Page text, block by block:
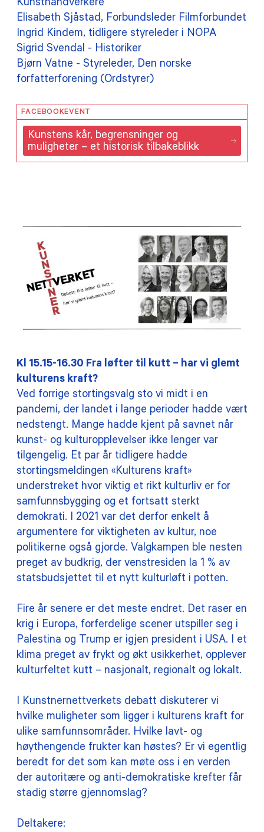
Kunsthåndverkere
Elisabeth Sjåstad, Forbundsleder Filmforbundet
Ingrid Kindem, tidligere styreleder i NOPA
Sigrid Svendal - Historiker
Bjørn Vatne - Styreleder, Den norske
forfatterforening (Ordstyrer)
FACEBOOKEVENT
Kunstens kår, begrensninger og
muligheter – et historisk tilbakeblikk
Kl 15.15-16.30 Fra løfter til kutt – har vi glemt
kulturens kraft?
Ved forrige stortingsvalg sto vi midt i en
pandemi, der landet i lange perioder hadde vært
nedstengt. Mange hadde kjent på savnet når
kunst- og kulturopplevelser ikke lenger var
tilgengelig. Et par år tidligere hadde
stortingsmeldingen «Kulturens kraft»
understreket hvor viktig et rikt kulturliv er for
samfunnsbygging og et fortsatt sterkt
demokrati. I 2021 var det derfor enkelt å
argumentere for viktigheten av kultur, noe
politikerne også gjorde. Valgkampen ble nesten
preget av budkrig, der venstresiden la 1 % av
statsbudsjettet til et nytt kulturløft i potten.
Fire år senere er det meste endret. Det raser en
krig i Europa, forferdelige scener utspiller seg i
Palestina og Trump er igjen president i USA. I et
klima preget av frykt og økt usikkerhet, opplever
kulturfeltet kutt – nasjonalt, regionalt og lokalt.
I Kunstnernettverkets debatt diskuterer vi
hvilke muligheter som ligger i kulturens kraft for
ulike samfunnsområder. Hvilke lavt- og
høythengende frukter kan høstes? Er vi egentlig
beredt for det som kan møte oss i en verden
der autoritære og anti-demokratiske krefter får
stadig større gjennomslag?
Deltakere: